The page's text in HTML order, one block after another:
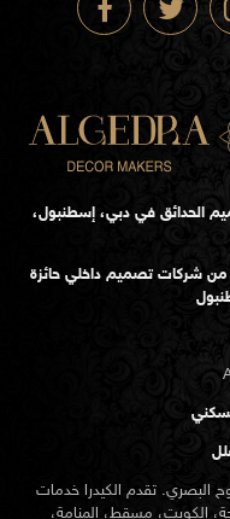
الحدائق في دبي، إسطنبول،
شركات تصميم داخلي حائزة
البصري. تقدم الكيدرا خدمات
الكويت، مسقط، المنامة،